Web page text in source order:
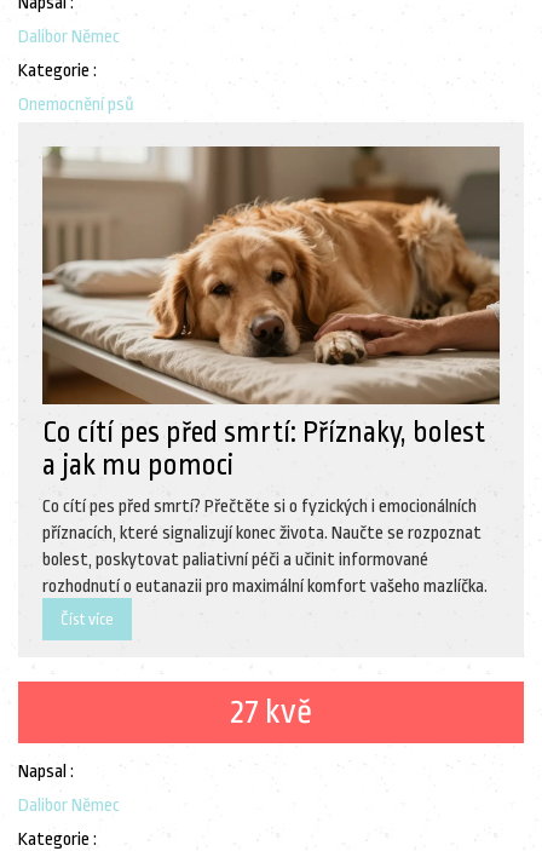
Dalibor Němec
Kategorie :
Onemocnění psů
Co cítí pes před smrtí: Příznaky, bolest
a jak mu pomoci
Co cítí pes před smrtí? Přečtěte si o fyzických i emocionálních
příznacích, které signalizují konec života. Naučte se rozpoznat
bolest, poskytovat paliativní péči a učinit informované
rozhodnutí o eutanazii pro maximální komfort vašeho mazlíčka.
Číst více
27 kvě
Napsal :
Dalibor Němec
Kategorie :